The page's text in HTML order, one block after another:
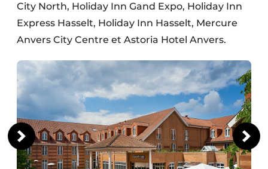
City North, Holiday Inn Gand Expo, Holiday Inn
Express Hasselt, Holiday Inn Hasselt, Mercure
Anvers City Centre et Astoria Hotel Anvers.